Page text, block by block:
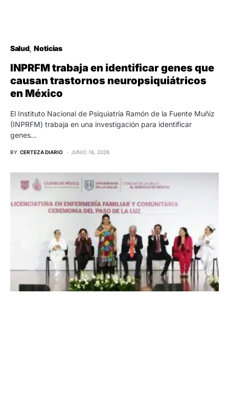
Salud Noticias
INPRFM trabaja en identificar genes que
causan trastornos neuropsiquiátricos
en México
El Instituto Nacional de Psiquiatría Ramón de la Fuente Muñiz
(INPRFM) trabaja en una investigación para identificar
genes…
BY CERTEZA DIARIO JUNIO 16, 2026